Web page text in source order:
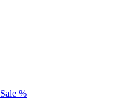
Sale %